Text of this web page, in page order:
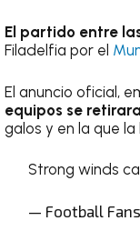
El partido entre
Filadelfia por el
El anuncio oficial,
equipos se
galos y en la que
Strong winds
— Football